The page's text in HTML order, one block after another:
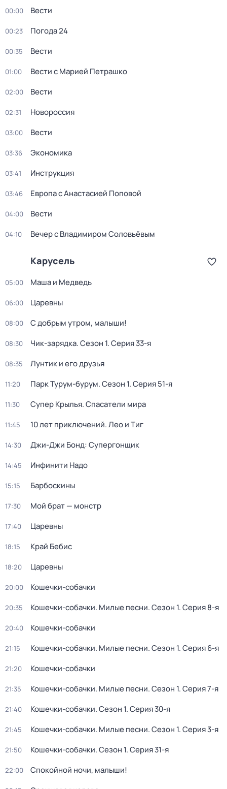
00:00 Вести
00:23 Погода 24
00:35 Вести
01:00 Вести с Марией Петрашко
02:00 Вести
02:31 Новороссия
03:00 Вести
03:36 Экономика
03:41 Инструкция
03:46 Европа с Анастасией Поповой
04:00 Вести
04:10 Вечер с Владимиром Соловьёвым
Карусель
05:00 Маша и Медведь
06:00 Царевны
08:00 С добрым утром, малыши!
08:30 Чик-зарядка. Сезон 1. Серия 33-я
08:35 Лунтик и его друзья
11:20 Парк Турум-бурум. Сезон 1. Серия 51-я
11:30 Супер Крылья. Спасатели мира
11:45 10 лет приключений. Лео и Тиг
14:30 Джи-Джи Бонд: Супергонщик
14:45 Инфинити Надо
15:15 Барбоскины
17:30 Мой брат — монстр
17:40 Царевны
18:15 Край Бебис
18:20 Царевны
20:00 Кошечки-собачки
20:35 Кошечки-собачки. Милые песни. Сезон 1. Серия 8-я
20:40 Кошечки-собачки
21:15 Кошечки-собачки. Милые песни. Сезон 1. Серия 6-я
21:20 Кошечки-собачки
21:35 Кошечки-собачки. Милые песни. Сезон 1. Серия 7-я
21:40 Кошечки-собачки. Сезон 1. Серия 30-я
21:45 Кошечки-собачки. Милые песни. Сезон 1. Серия 3-я
21:50 Кошечки-собачки. Сезон 1. Серия 31-я
22:00 Спокойной ночи, малыши!